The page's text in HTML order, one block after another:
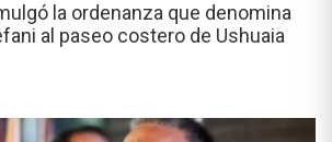
la ordenanza que denomina
al paseo costero de Ushuaia